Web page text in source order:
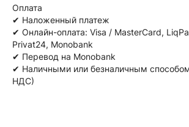
Оплата
✔ Наложенный платеж
✔ Онлайн-оплата: Visa / MasterCard,
Privat24, Monobank
✔ Перевод на Monobank
✔ Наличными или безналичным
НДС)